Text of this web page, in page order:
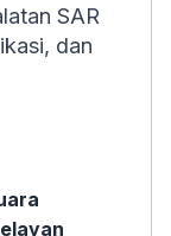
SAR
dan